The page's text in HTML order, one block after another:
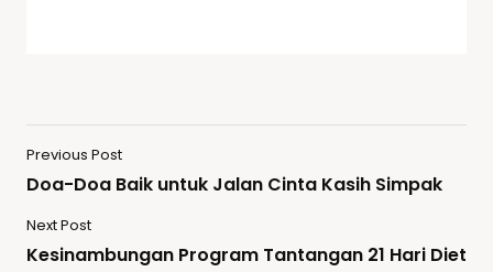
Previous Post
Doa-Doa Baik untuk Jalan Cinta Kasih Simpak
Next Post
Kesinambungan Program Tantangan 21 Hari Diet